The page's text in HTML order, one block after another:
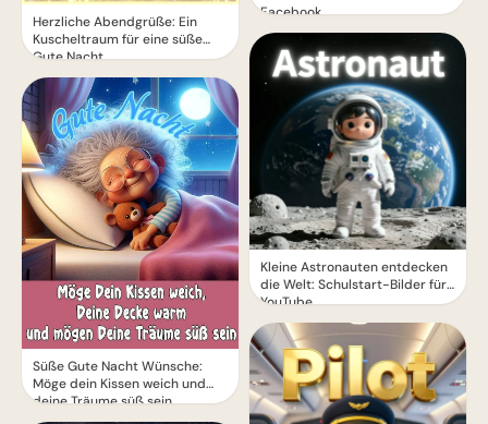
Herzliche Abendgrüße: Ein
Kuscheltraum für eine süße
Gute Nacht
Süße Gute Nacht Wünsche:
Möge dein Kissen weich und
deine Träume süß sein
Facebook
Kleine Astronauten entdecken
die Welt: Schulstart-Bilder für
YouTube